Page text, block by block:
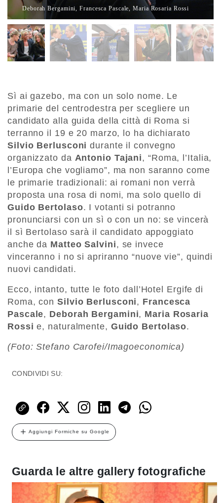
Deborah Bergamini, Francesca Pascale, Maria Rosaria Rossi
Sì ai gazebo, ma con un solo nome. Le
primarie del centrodestra per scegliere un
candidato alla guida della città di Roma si
terranno il 19 e 20 marzo, lo ha dichiarato
Silvio Berlusconi durante il convegno
organizzato da Antonio Tajani, “Roma, l’Italia,
l’Europa che vogliamo”, ma non saranno come
le primarie tradizionali: ai romani non verrà
proposta una rosa di nomi, ma solo quello di
Guido Bertolaso. I votanti si potranno
pronunciarsi con un sì o con un no: se vincerà
il sì Bertolaso sarà il candidato appoggiato
anche da Matteo Salvini, se invece
vinceranno i no si apriranno “nuove vie”, quindi
nuovi candidati.
Ecco, intanto, tutte le foto dall’Hotel Ergife di
Roma, conSilvio Berlusconi, Francesca
Pascale, Deborah Bergamini, Maria Rosaria
Rossi e, naturalmente, Guido Bertolaso.
(Foto: Stefano Carofei/Imagoeconomica)
CONDIVIDI SU:
Aggiungi Formiche su Google
Guarda le altre gallery fotografiche